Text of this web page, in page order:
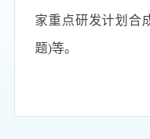
家重点研发计划合
题)等。